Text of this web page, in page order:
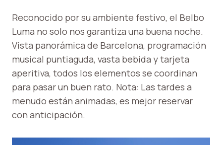
Reconocido por su ambiente festivo, el Belbo
Luma no solo nos garantiza una buena noche.
Vista panorámica de Barcelona, ​​programación
musical puntiaguda, vasta bebida y tarjeta
aperitiva, todos los elementos se coordinan
para pasar un buen rato. Nota: Las tardes a
menudo están animadas, es mejor reservar
con anticipación.